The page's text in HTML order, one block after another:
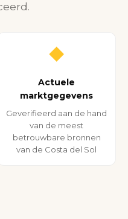
◆
Actuele
marktgegevens
Geverifieerd aan de hand
van de meest
betrouwbare bronnen
van de Costa del Sol